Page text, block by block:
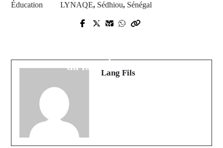
Éducation
LYNAQE, Sédhiou, Sénégal
Prev Post
pendaison
Next Post
du football en deuil
Lang Fils